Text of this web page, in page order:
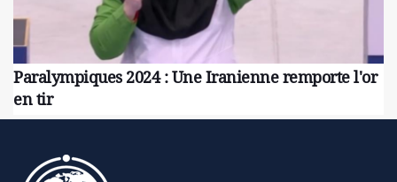
Paralympiques 2024 : Une Iranienne remporte l'or
en tir